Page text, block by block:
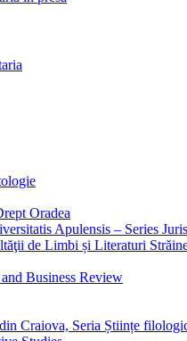
Oradea
Apulensis – Series
de Limbi și Literaturi
Business Review
Craiova, Seria Științe